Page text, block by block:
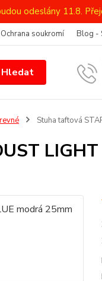
odeslány 11.8.
Ochrana soukromí Blog -
Hledat
Stuha taftová